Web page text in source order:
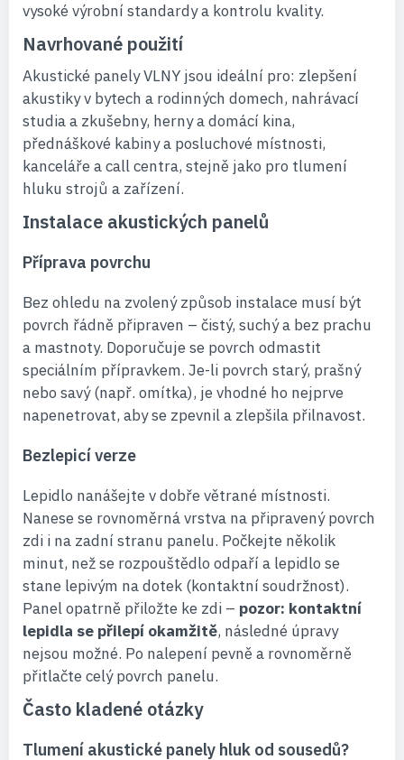
vysoké výrobní standardy a kontrolu kvality.
Navrhované použití
Akustické panely VLNY jsou ideální pro: zlepšení
akustiky v bytech a rodinných domech, nahrávací
studia a zkušebny, herny a domácí kina,
přednáškové kabiny a posluchové místnosti,
kanceláře a call centra, stejně jako pro tlumení
hluku strojů a zařízení.
Instalace akustických panelů
Příprava povrchu
Bez ohledu na zvolený způsob instalace musí být
povrch řádně připraven – čistý, suchý a bez prachu
a mastnoty. Doporučuje se povrch odmastit
speciálním přípravkem. Je-li povrch starý, prašný
nebo savý (např. omítka), je vhodné ho nejprve
napenetrovat, aby se zpevnil a zlepšila přilnavost.
Bezlepicí verze
Lepidlo nanášejte v dobře větrané místnosti.
Nanese se rovnoměrná vrstva na připravený povrch
zdi i na zadní stranu panelu. Počkejte několik
minut, než se rozpouštědlo odpaří a lepidlo se
stane lepivým na dotek (kontaktní soudržnost).
Panel opatrně přiložte ke zdi – pozor: kontaktní
lepidla se přilepí okamžitě, následné úpravy
nejsou možné. Po nalepení pevně a rovnoměrně
přitlačte celý povrch panelu.
Často kladené otázky
Tlumení akustické panely hluk od sousedů?